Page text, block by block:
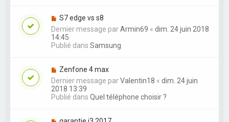
S7 edge vs s8
Dernier message parArmin69 « dim. 24 juin 2018
14:45
Publié dans Samsung
Zenfone 4 max
Dernier message parValentin18 « dim. 24 juin
2018 13:39
Publié dans Quel téléphone choisir ?